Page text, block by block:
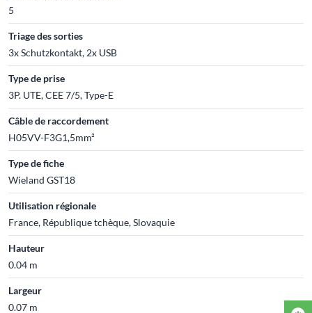
5
Triage des sorties
3x Schutzkontakt, 2x USB
Type de prise
3P. UTE, CEE 7/5, Type-E
Câble de raccordement
H05VV-F3G1,5mm²
Type de fiche
Wieland GST18
Utilisation régionale
France, République tchèque, Slovaquie
Hauteur
0.04 m
Largeur
0.07 m